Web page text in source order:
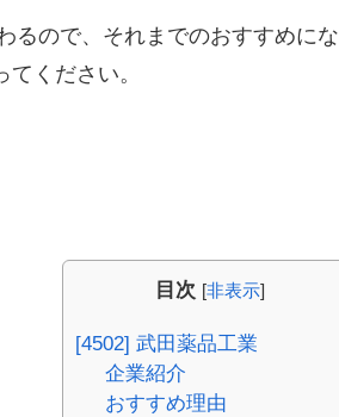
ので、それまでのおすすめに
ください。
目次 [非表示]
[4502] 武田薬品工業
企業紹介
おすすめ理由